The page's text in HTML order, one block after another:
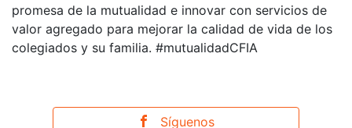
promesa de la mutualidad e innovar con servicios de
valor agregado para mejorar la calidad de vida de los
colegiados y su familia. #mutualidadCFIA
Síguenos